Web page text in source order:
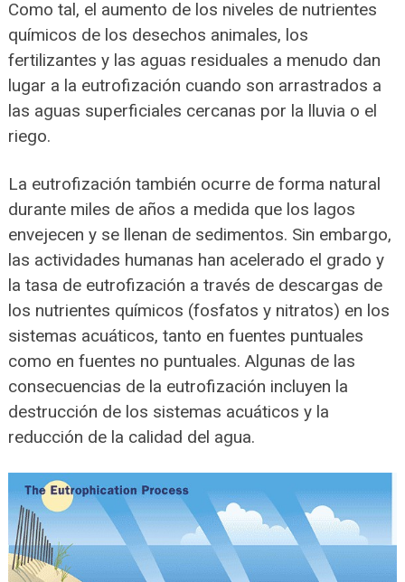
Como tal, el aumento de los niveles de nutrientes
químicos de los desechos animales, los
fertilizantes y las aguas residuales a menudo dan
lugar a la eutrofización cuando son arrastrados a
las aguas superficiales cercanas por la lluvia o el
riego.
La eutrofización también ocurre de forma natural
durante miles de años a medida que los lagos
envejecen y se llenan de sedimentos. Sin embargo,
las actividades humanas han acelerado el grado y
la tasa de eutrofización a través de descargas de
los nutrientes químicos (fosfatos y nitratos) en los
sistemas acuáticos, tanto en fuentes puntuales
como en fuentes no puntuales. Algunas de las
consecuencias de la eutrofización incluyen la
destrucción de los sistemas acuáticos y la
reducción de la calidad del agua.